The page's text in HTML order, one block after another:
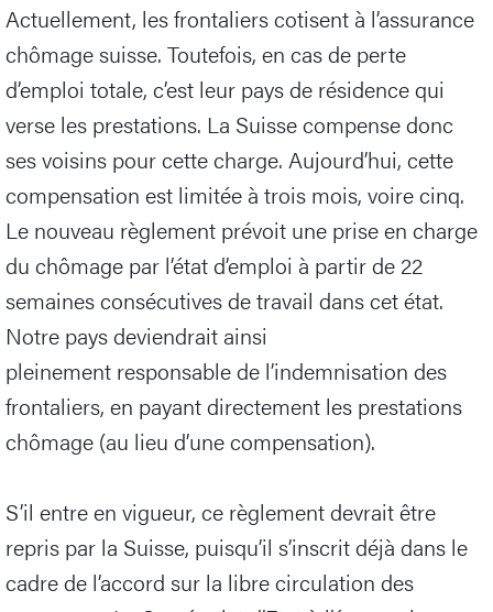
Actuellement, les frontaliers cotisent à l’assurance
chômage suisse. Toutefois, en cas de perte
d’emploi totale, c’est leur pays de résidence qui
verse les prestations. La Suisse compense donc
ses voisins pour cette charge. Aujourd’hui, cette
compensation est limitée à trois mois, voire cinq.
Le nouveau règlement prévoit une prise en charge
du chômage par l’état d’emploi à partir de 22
semaines consécutives de travail dans cet état.
Notre pays deviendrait ainsi
pleinement responsable de l’indemnisation des
frontaliers, en payant directement les prestations
chômage (au lieu d’une compensation).
S’il entre en vigueur, ce règlement devrait être
repris par la Suisse, puisqu’il s’inscrit déjà dans le
cadre de l’accord sur la libre circulation des